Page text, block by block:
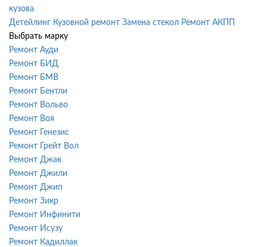
кузова
Детейлинг Кузовной ремонт Замена стекол Ремонт АКПП
Выбрать марку
Ремонт Ауди
Ремонт БИД
Ремонт БМВ
Ремонт Бентли
Ремонт Вольво
Ремонт Воя
Ремонт Генезис
Ремонт Грейт Вол
Ремонт Джак
Ремонт Джили
Ремонт Джип
Ремонт Зикр
Ремонт Инфинити
Ремонт Исузу
Ремонт Кадиллак